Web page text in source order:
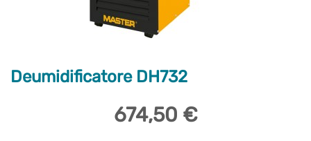
Deumidificatore DH732
674,50 €